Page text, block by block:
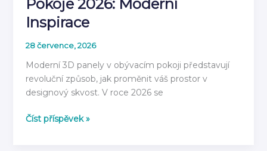
Pokoje 2026: Moderní
Inspirace
28 července, 2026
Moderní 3D panely v obývacím pokoji představují
revoluční způsob, jak proměnit váš prostor v
designový skvost. V roce 2026 se
3D
Číst příspěvek »